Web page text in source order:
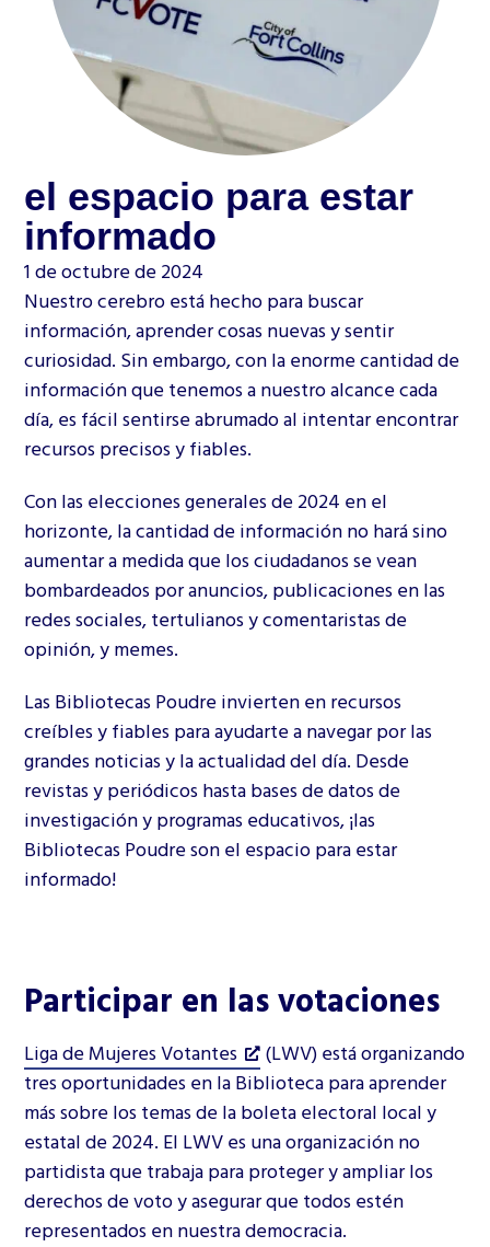
el espacio para estar
informado
1 de octubre de 2024
Nuestro cerebro está hecho para buscar
información, aprender cosas nuevas y sentir
curiosidad. Sin embargo, con la enorme cantidad de
información que tenemos a nuestro alcance cada
día, es fácil sentirse abrumado al intentar encontrar
recursos precisos y fiables.
Con las elecciones generales de 2024 en el
horizonte, la cantidad de información no hará sino
aumentar a medida que los ciudadanos se vean
bombardeados por anuncios, publicaciones en las
redes sociales, tertulianos y comentaristas de
opinión, y memes.
Las Bibliotecas Poudre invierten en recursos
creíbles y fiables para ayudarte a navegar por las
grandes noticias y la actualidad del día. Desde
revistas y periódicos hasta bases de datos de
investigación y programas educativos, ¡las
Bibliotecas Poudre son el espacio para estar
informado!
Participar en las votaciones
Liga de Mujeres Votantes
(LWV) está organizando
tres oportunidades en la Biblioteca para aprender
más sobre los temas de la boleta electoral local y
estatal de 2024. El LWV es una organización no
partidista que trabaja para proteger y ampliar los
derechos de voto y asegurar que todos estén
representados en nuestra democracia.